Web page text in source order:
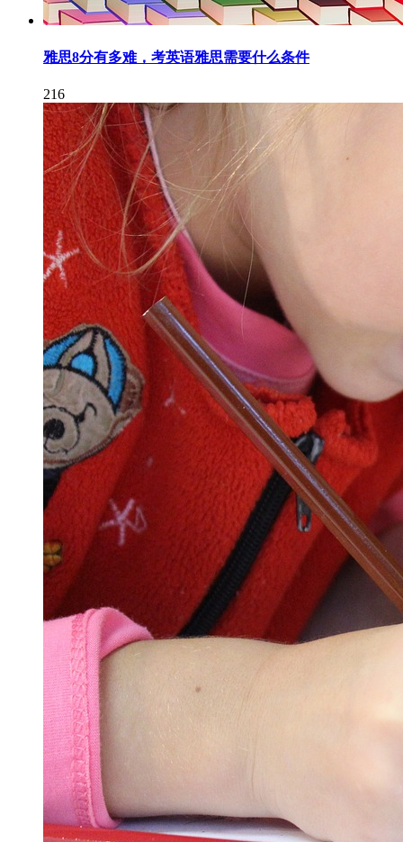
雅思8分有多难，考英语雅思需要什么条件
216